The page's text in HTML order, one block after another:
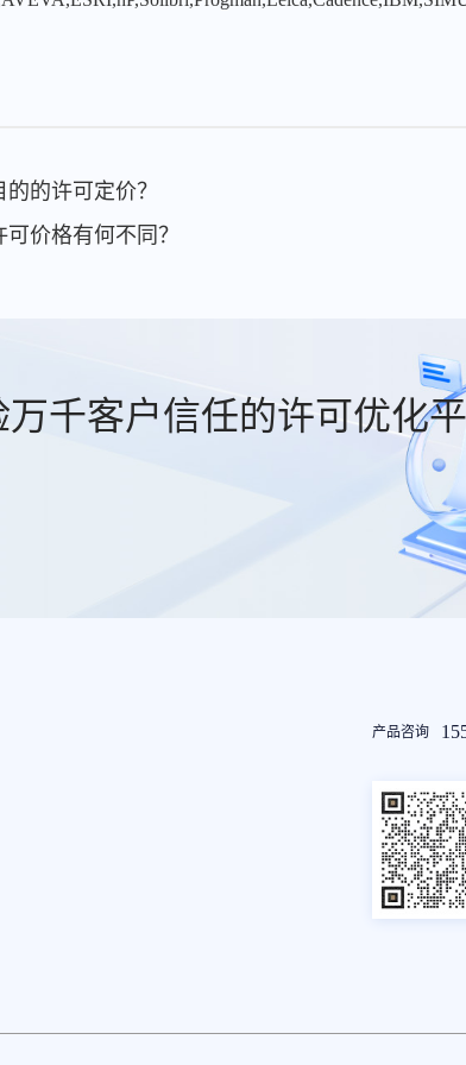
的许可定价？
价格有何不同？
千客户信任的许可优化
产品咨询